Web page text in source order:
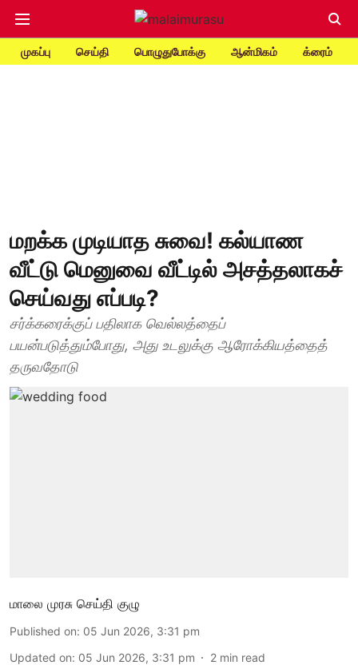
முகப்பு செய்தி பொழுதுபோக்கு ஆன்மிகம் க்ரைம்
மறக்க முடியாத சுவை! கல்யாண
வீட்டு மெனுவை வீட்டில் அசத்தலாகச்
செய்வது எப்படி?
சர்க்கரைக்குப் பதிலாக வெல்லத்தைப்
பயன்படுத்தும்போது, அது உடலுக்கு ஆரோக்கியத்தைத்
தருவதோடு
மாலை முரசு செய்தி குழு
Published on: 05 Jun 2026, 3:31 pm
Updated on: 05 Jun 2026, 3:31 pm 2 min read